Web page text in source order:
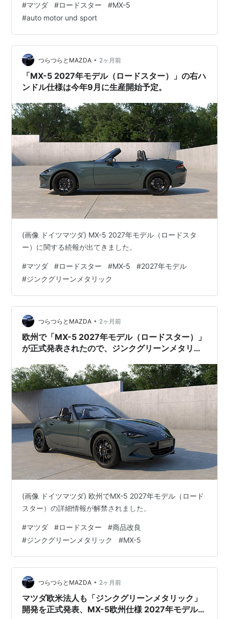
#マツダ #ロードスター #MX-5
#auto motor und sport
つらつらとMAZDA • 2ヶ月前
「MX-5 2027年モデル（ロードスター）」の右ハ
ンドル仕様は今年9月に生産開始予定。
(画像 ドイツマツダ) MX-5 2027年モデル（ロードスタ
ー）に関する続報が出てきました。
#マツダ #ロードスター #MX-5 #2027年モデル
#ジンクグリーンメタリック
つらつらとMAZDA • 2ヶ月前
欧州で「MX-5 2027年モデル（ロードスター）」
が正式発表されたので、ジンクグリーンメタリッ
(画像 ドイツマツダ) 欧州でMX-5 2027年モデル（ロード
スター）の詳細情報が解禁されました。
#マツダ #ロードスター #商品改良
#ジンクグリーンメタリック #MX-5
つらつらとMAZDA • 2ヶ月前
マツダ欧米法人も「ジンクグリーンメタリック」
開発を正式発表、MX-5欧州仕様 2027年モデルは